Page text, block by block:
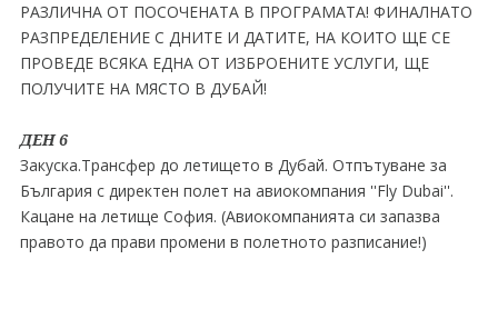
РАЗЛИЧНА ОТ ПОСОЧЕНАТА В ПРОГРАМАТА! ФИНАЛНАТО
РАЗПРЕДЕЛЕНИЕ С ДНИТЕ И ДАТИТЕ, НА КОИТО ЩЕ СЕ
ПРОВЕДЕ ВСЯКА ЕДНА ОТ ИЗБРОЕНИТЕ УСЛУГИ, ЩЕ
ПОЛУЧИТЕ НА МЯСТО В ДУБАЙ!
ДЕН 6
Закуска.Трансфер до летището в Дубай. Отпътуване за
България с директен полет на авиокомпания ''Fly Dubai''.
Кацане на летище София. (Авиокомпанията си запазва
правото да прави промени в полетното разписание!)